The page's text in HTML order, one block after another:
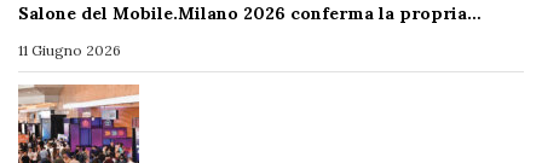
Salone del Mobile.Milano 2026 conferma la propria…
11 Giugno 2026